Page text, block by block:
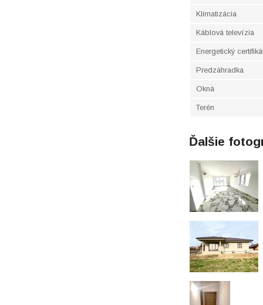
Klimatizácia
Káblová televízia
Energetický
Predzáhradka
Okná
Terén
Ďalšie